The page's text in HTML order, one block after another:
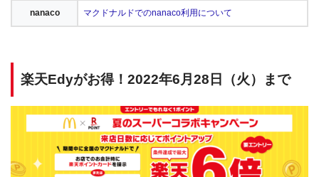
nanaco マクドナルドでのnanaco利用について
楽天Edyがお得！2022年6月28日（火）まで